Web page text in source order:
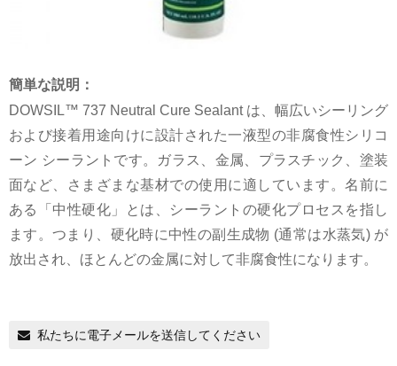
簡単な説明：
DOWSIL™ 737 Neutral Cure Sealant は、幅広いシーリング
および接着用途向けに設計された一液型の非腐食性シリコ
ーン シーラントです。ガラス、金属、プラスチック、塗装
面など、さまざまな基材での使用に適しています。名前に
ある「中性硬化」とは、シーラントの硬化プロセスを指し
ます。つまり、硬化時に中性の副生成物 (通常は水蒸気) が
放出され、ほとんどの金属に対して非腐食性になります。
私たちに電子メールを送信してください